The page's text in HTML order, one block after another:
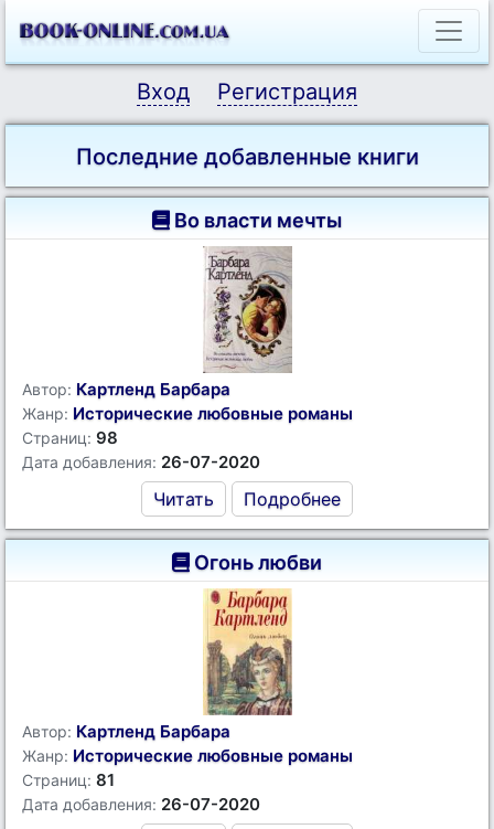
Вход Регистрация
Последние добавленные книги
Во власти мечты
Автор: Картленд Барбара
Жанр: Исторические любовные романы
Страниц: 98
Дата добавления: 26-07-2020
Читать Подробнее
Огонь любви
Автор: Картленд Барбара
Жанр: Исторические любовные романы
Страниц: 81
Дата добавления: 26-07-2020